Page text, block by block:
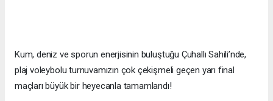
Kum, deniz ve sporun enerjisinin buluştuğu Çuhallı Sahili’nde,
plaj voleybolu turnuvamızın çok çekişmeli geçen yarı final
maçları büyük bir heyecanla tamamlandı!